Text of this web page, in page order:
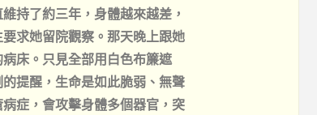
持了約三年，身體越來越差，
求她留院觀察。那天晚上跟她
床。只見全部用白色布簾遮
提醒，生命是如此脆弱、無聲
症，會攻擊身體多個器官，突